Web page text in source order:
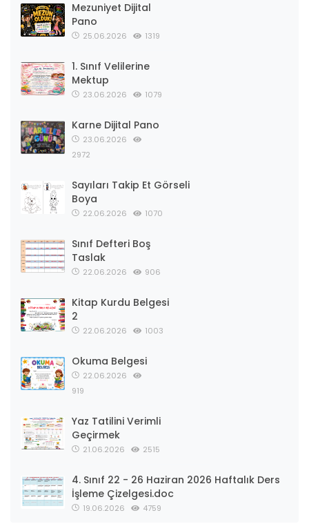
Mezuniyet Dijital
Pano
25.06.2026 1319
1. Sınıf Velilerine
Mektup
23.06.2026 1079
Karne Dijital Pano
23.06.2026
2972
Sayıları Takip Et Görseli
Boya
22.06.2026 1070
Sınıf Defteri Boş
Taslak
22.06.2026 906
Kitap Kurdu Belgesi
2
22.06.2026 1003
Okuma Belgesi
22.06.2026
919
Yaz Tatilini Verimli
Geçirmek
21.06.2026 2515
4. Sınıf 22 - 26 Haziran 2026 Haftalık Ders
İşleme Çizelgesi.doc
19.06.2026 4759